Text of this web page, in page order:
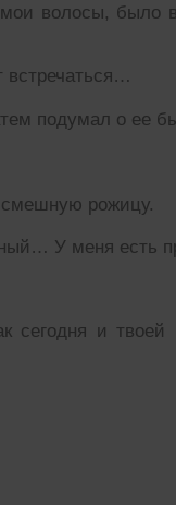
волосы, было
встречаться…
подумал о ее
рожицу.
У меня есть
сегодня и